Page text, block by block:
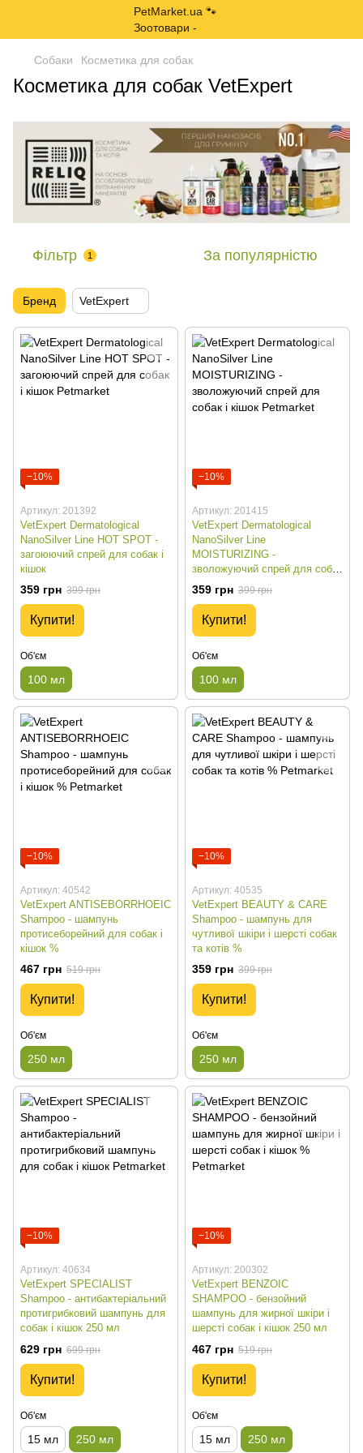
Собаки Косметика для собак
Косметика для собак VetExpert
Фільтр 1 За популярністю
Бренд VetExpert
−10%
Артикул: 201392
VetExpert Dermatological
NanoSilver Line HOT SPOT -
загоюючий спрей для собак і
кішок
359 грн 399 грн
Купити!
Об'єм
100 мл
−10%
Артикул: 201415
VetExpert Dermatological
NanoSilver Line
MOISTURIZING -
зволожуючий спрей для собак
і кішок
359 грн 399 грн
Купити!
Об'єм
100 мл
−10%
Артикул: 40542
VetExpert ANTISEBORRHOEIC
Shampoo - шампунь
протисеборейний для собак і
кішок %
467 грн 519 грн
Купити!
Об'єм
250 мл
−10%
Артикул: 40535
VetExpert BEAUTY & CARE
Shampoo - шампунь для
чутливої шкіри і шерсті собак
та котів %
359 грн 399 грн
Купити!
Об'єм
250 мл
−10%
Артикул: 40634
VetExpert SPECIALIST
Shampoo - антибактеріальний
протигрибковий шампунь для
собак і кішок 250 мл
629 грн 699 грн
Купити!
Об'єм
15 мл 250 мл
−10%
Артикул: 200302
VetExpert BENZOIC
SHAMPOO - бензойний
шампунь для жирної шкіри і
шерсті собак і кішок 250 мл
467 грн 519 грн
Купити!
Об'єм
15 мл 250 мл